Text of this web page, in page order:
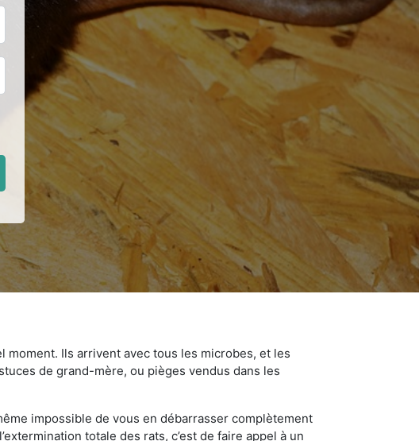
moment. Ils arrivent avec tous les microbes, et les
de grand-mère, ou pièges vendus dans les
impossible de vous en débarrasser complètement
totale des rats, c’est de faire appel à un